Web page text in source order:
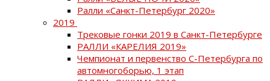
Ралли «Санкт-Петербург 2020»
2019
Трековые гонки 2019 в Санкт-Петербурге
РАЛЛИ «КАРЕЛИЯ 2019»
Чемпионат и первенство С-Петербурга по
автомногоборью, 1 этап